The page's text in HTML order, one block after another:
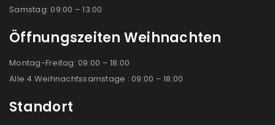
Samstag: 09:00 – 13:00
Öffnungszeiten Weihnachten
Montag-Freitag: 09:00 – 18:00
Alle 4 Weihnachtssamstage : 09:00 – 18:00
Standort